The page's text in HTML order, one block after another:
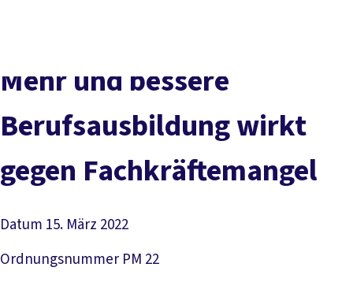
Mehr und bessere
Berufsausbildung wirkt
gegen Fachkräftemangel
Datum 15. März 2022
Ordnungsnummer PM 22